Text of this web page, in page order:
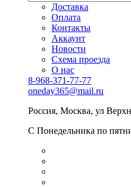
Доставка
Оплата
Контакты
Аккаунт
Новости
Схема проезда
О нас
8-968-371-77-77
oneday365@mail.ru
Россия, Москва, ул
С Понедельника по